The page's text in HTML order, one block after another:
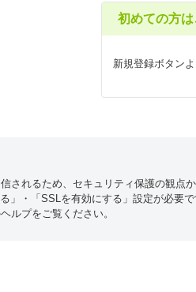
初めての方は
新規登録ボタン
されるため、セキュリティ保護の観点
」・「SSLを有効にする」設定が必要で
ルプをご覧ください。